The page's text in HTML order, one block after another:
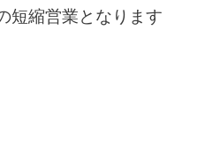
短縮営業となります